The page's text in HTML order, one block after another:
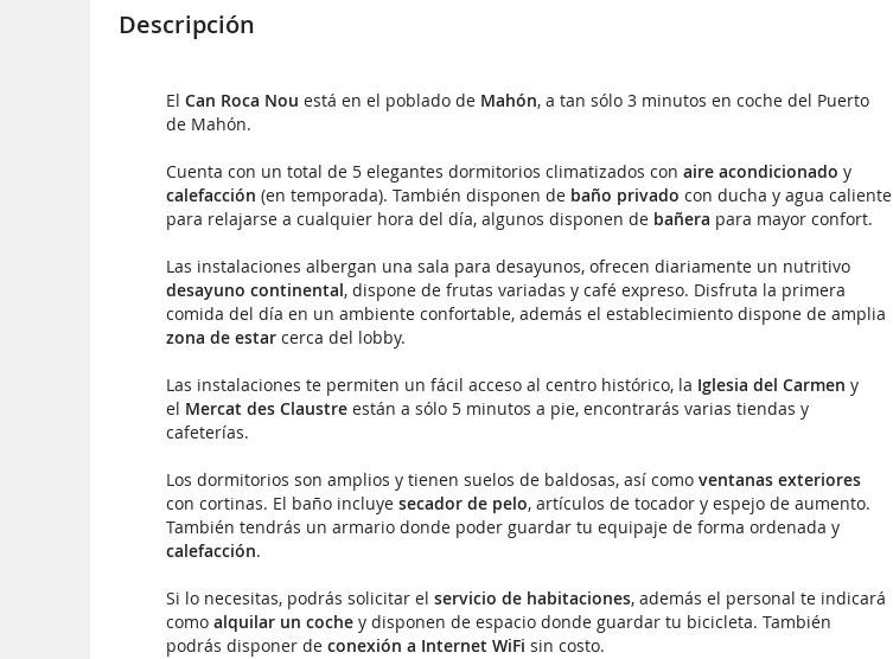
Descripción
El Can Roca Nou está en el poblado de Mahón, a tan sólo 3 minutos en coche del Puerto
de Mahón.
Cuenta con un total de 5 elegantes dormitorios climatizados con aire acondicionado y
calefacción (en temporada). También disponen de baño privado con ducha y agua caliente
para relajarse a cualquier hora del día, algunos disponen de bañera para mayor confort.
Las instalaciones albergan una sala para desayunos, ofrecen diariamente un nutritivo
desayuno continental, dispone de frutas variadas y café expreso. Disfruta la primera
comida del día en un ambiente confortable, además el establecimiento dispone de amplia
zona de estar cerca del lobby.
Las instalaciones te permiten un fácil acceso al centro histórico, la Iglesia del Carmen y
el Mercat des Claustre están a sólo 5 minutos a pie, encontrarás varias tiendas y
cafeterías.
Los dormitorios son amplios y tienen suelos de baldosas, así como ventanas exteriores
con cortinas. El baño incluye secador de pelo, artículos de tocador y espejo de aumento.
También tendrás un armario donde poder guardar tu equipaje de forma ordenada y
calefacción.
Si lo necesitas, podrás solicitar el servicio de habitaciones, además el personal te indicará
como alquilar un coche y disponen de espacio donde guardar tu bicicleta. También
podrás disponer de conexión a Internet WiFi sin costo.